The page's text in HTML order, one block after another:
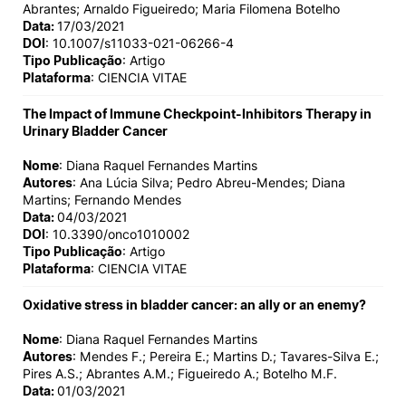
Abrantes; Arnaldo Figueiredo; Maria Filomena Botelho
Data:17/03/2021
DOI: 10.1007/s11033-021-06266-4
Tipo Publicação: Artigo
Plataforma: CIENCIA VITAE
The Impact of Immune Checkpoint-Inhibitors Therapy in
Urinary Bladder Cancer
Nome: Diana Raquel Fernandes Martins
Autores: Ana Lúcia Silva; Pedro Abreu-Mendes; Diana
Martins; Fernando Mendes
Data:04/03/2021
DOI: 10.3390/onco1010002
Tipo Publicação: Artigo
Plataforma: CIENCIA VITAE
Oxidative stress in bladder cancer: an ally or an enemy?
Nome: Diana Raquel Fernandes Martins
Autores: Mendes F.; Pereira E.; Martins D.; Tavares-Silva E.;
Pires A.S.; Abrantes A.M.; Figueiredo A.; Botelho M.F.
Data:01/03/2021